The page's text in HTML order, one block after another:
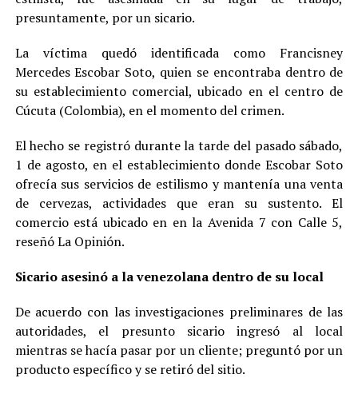
presuntamente, por un sicario.
La víctima quedó identificada como Francisney
Mercedes Escobar Soto, quien se encontraba dentro de
su establecimiento comercial, ubicado en el centro de
Cúcuta (Colombia), en el momento del crimen.
El hecho se registró durante la tarde del pasado sábado,
1 de agosto, en el establecimiento donde Escobar Soto
ofrecía sus servicios de estilismo y mantenía una venta
de cervezas, actividades que eran su sustento. El
comercio está ubicado en en la Avenida 7 con Calle 5,
reseñó La Opinión.
Sicario asesinó a la venezolana dentro de su local
De acuerdo con las investigaciones preliminares de las
autoridades, el presunto sicario ingresó al local
mientras se hacía pasar por un cliente; preguntó por un
producto específico y se retiró del sitio.